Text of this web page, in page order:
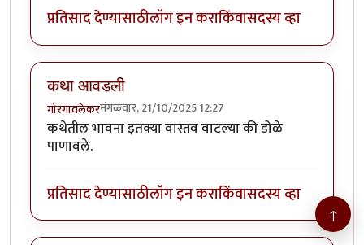
प्रतिसाद देण्यासाठीलॉग इन कराकिंवासदस्य व्हा
कथा आवडली
गोरगावलेकरमंगळवार, 21/10/2025 12:27
कथेतील भावना इतक्या वास्तव वाटल्या की डोळे
पाणावले.
प्रतिसाद देण्यासाठीलॉग इन कराकिंवासदस्य व्हा
↑